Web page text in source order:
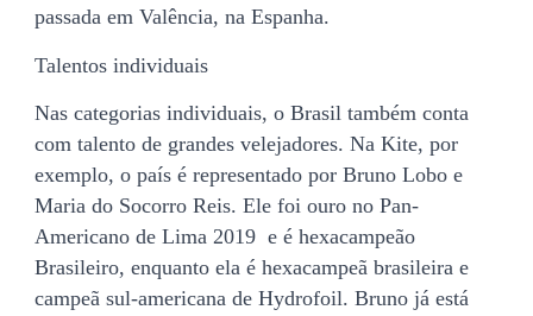
passada em Valência, na Espanha.
Talentos individuais
Nas categorias individuais, o Brasil também conta
com talento de grandes velejadores. Na Kite, por
exemplo, o país é representado por Bruno Lobo e
Maria do Socorro Reis. Ele foi ouro no Pan-
Americano de Lima 2019 e é hexacampeão
Brasileiro, enquanto ela é hexacampeã brasileira e
campeã sul-americana de Hydrofoil. Bruno já está